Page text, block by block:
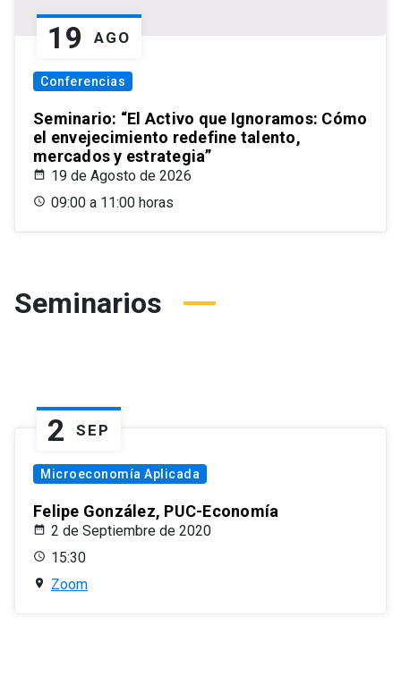
19 AGO
Conferencias
Seminario: “El Activo que Ignoramos: Cómo
el envejecimiento redefine talento,
mercados y estrategia”
19 de Agosto de 2026
09:00 a 11:00 horas
Seminarios
2 SEP
Microeconomía Aplicada
Felipe González, PUC-Economía
2 de Septiembre de 2020
15:30
Zoom